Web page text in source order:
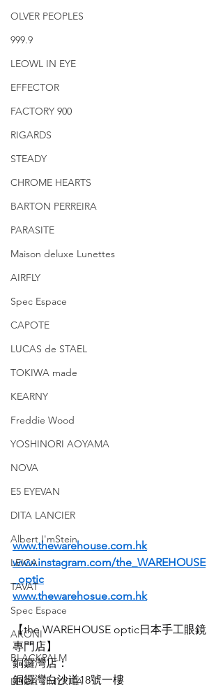
OLVER PEOPLES
999.9
LEOWL IN EYE
EFFECTOR
FACTORY 900
RIGARDS
STEADY
CHROME HEARTS
BARTON PERREIRA
PARASITE
Maison deluxe Lunettes
AIRFLY
Spec Espace
CAPOTE
LUCAS de STAEL
TOKIWA made
KEARNY
Freddie Wood
YOSHINORI AOYAMA
NOVA
E5 EYEVAN
DITA LANCIER
Albert I'mStein
LEICA
TAVAT
Spec Espace
AKONI
BLACKPALM
LEICA x MYKITA
www.thewarehouse.com.hk
www.instagram.com/the_WAREHOUSE
_optic
www.thewarehosue.com.hk
【the WAREHOUSE optic日本手工眼鏡
專門店】
銅鑼灣店：
銅鑼灣白沙道18號一樓